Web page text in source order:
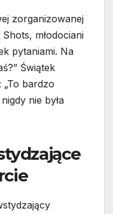
zorganizowanej
młodociani
pytaniami. Na
Świątek
„To bardzo
nie była